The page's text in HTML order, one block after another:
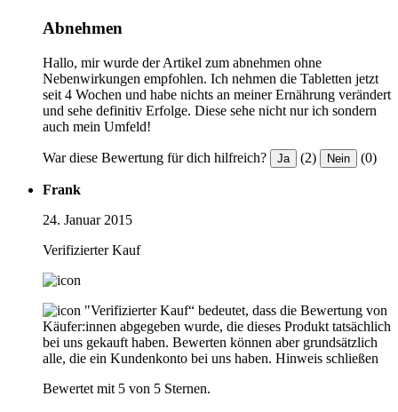
Abnehmen
Hallo, mir wurde der Artikel zum abnehmen ohne
Nebenwirkungen empfohlen. Ich nehmen die Tabletten jetzt
seit 4 Wochen und habe nichts an meiner Ernährung verändert
und sehe definitiv Erfolge. Diese sehe nicht nur ich sondern
auch mein Umfeld!
War diese Bewertung für dich hilfreich? Ja (2) Nein (0)
Frank
24. Januar 2015
Verifizierter Kauf
"Verifizierter Kauf“ bedeutet, dass die Bewertung von
Käufer:innen abgegeben wurde, die dieses Produkt tatsächlich
bei uns gekauft haben. Bewerten können aber grundsätzlich
alle, die ein Kundenkonto bei uns haben. Hinweis schließen
Bewertet mit 5 von 5 Sternen.